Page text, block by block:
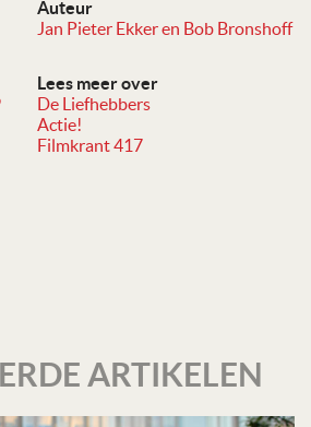
Auteur
Jan Pieter Ekker en Bob Bronshoff
Lees meer over
De Liefhebbers
Actie!
Filmkrant 417
ARTIKELEN